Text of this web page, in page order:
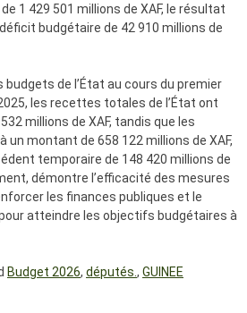
1 429 501 millions de XAF, le résultat
budgétaire de 42 910 millions de
budgets de l’État au cours du premier
les recettes totales de l’État ont
millions de XAF, tandis que les
un montant de 658 122 millions de XAF,
temporaire de 148 420 millions de
démontre l’efficacité des mesures
les finances publiques et le
atteindre les objectifs budgétaires à
Budget 2026, députés. , GUINEE